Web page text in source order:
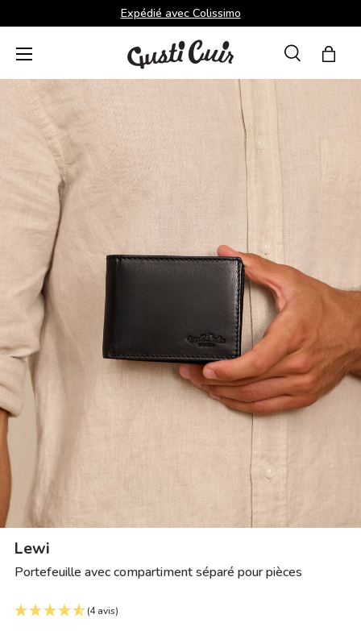
Aller au contenu
Expédié avec Colissimo
Recherche
Rechercher
Recherche
Menu
Lewi
Portefeuille avec compartiment séparé pour pièces
(4 avis)